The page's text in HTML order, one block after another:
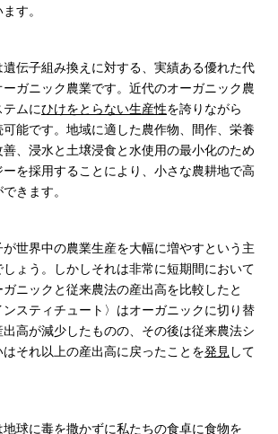
す。
伝子組み換えに対する、実績ある優れた代
ガニック農業です。近代のオーガニック農
ムにひけをとらない生産性を誇りながら
能です。地域に適した農作物、間作、栄養
、浸水と土壌浸食と水使用の最小化のため
を採用することにより、小さな農耕地で高
きます。
世界中の農業生産を大幅に増やすという主
ょう。しかしそれは非常に短期間において
ニックと従来農法の産出高を比較したと
スティチュート〉はオーガニックに切り替
高が減少したものの、その後は従来農法シ
それ以上の産出高に戻ったことを発見して
球に毒を撒かずに私たちの食卓に食物を